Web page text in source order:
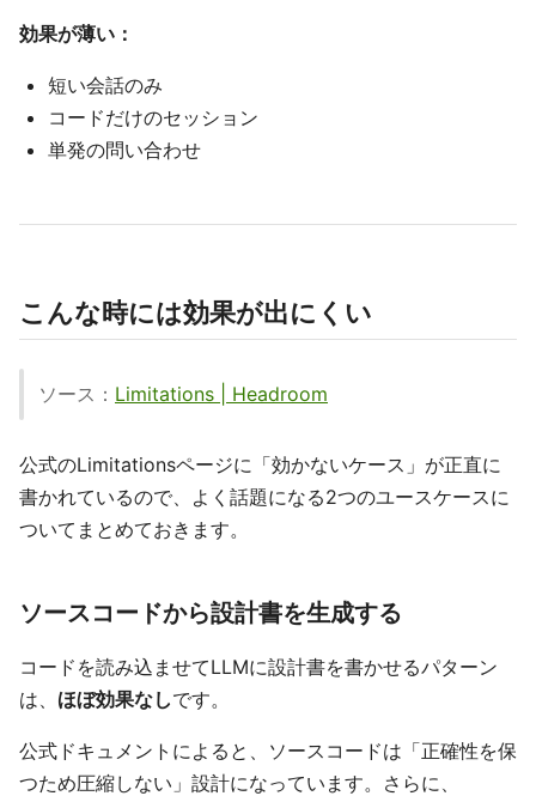
効果が薄い：
短い会話のみ
コードだけのセッション
単発の問い合わせ
こんな時には効果が出にくい
ソース： Limitations | Headroom
公式のLimitationsページに「効かないケース」が正直に
書かれているので、よく話題になる2つのユースケースに
ついてまとめておきます。
ソースコードから設計書を生成する
コードを読み込ませてLLMに設計書を書かせるパターン
は、 ほぼ効果なしです。
公式ドキュメントによると、ソースコードは「正確性を保
つため圧縮しない」設計になっています。さらに、